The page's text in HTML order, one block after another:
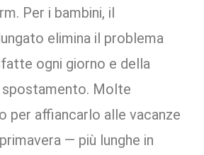
Per i bambini, il
elimina il problema
ogni giorno e della
spostamento. Molte
per affiancarlo alle vacanze
— più lunghe in